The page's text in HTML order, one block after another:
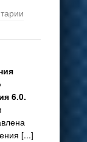
6.0.
[...]